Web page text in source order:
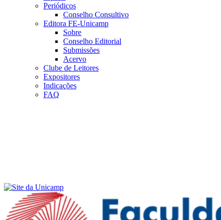
Periódicos
Conselho Consultivo
Editora FE-Unicamp
Sobre
Conselho Editorial
Submissões
Acervo
Clube de Leitores
Expositores
Indicações
FAQ